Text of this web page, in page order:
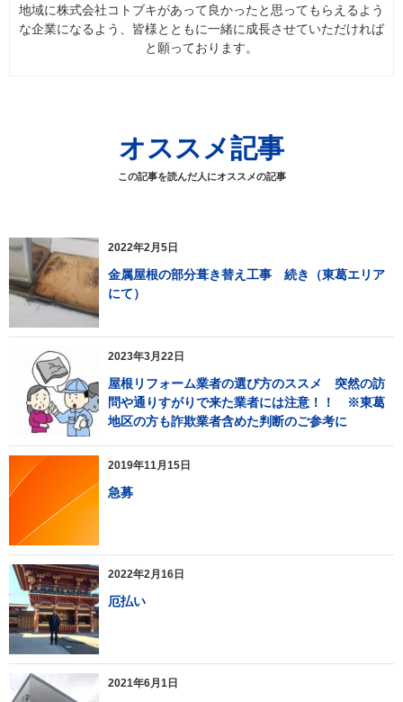
地域に株式会社コトブキがあって良かったと思ってもらえるよう
な企業になるよう、皆様とともに一緒に成長させていただければ
と願っております。
オススメ記事
この記事を読んだ人にオススメの記事
2022年2月5日
金属屋根の部分葺き替え工事 続き（東葛エリア
にて）
2023年3月22日
屋根リフォーム業者の選び方のススメ 突然の訪
問や通りすがりで来た業者には注意！！ ※東葛
地区の方も詐欺業者含めた判断のご参考に
2019年11月15日
急募
2022年2月16日
厄払い
2021年6月1日